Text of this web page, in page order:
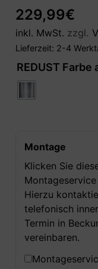
229,99€
inkl. MwSt. zzgl.
Lieferzeit: 2-4
REDUST Farbe
Montage
Klicken Sie
Hierzu
telefonisch
Termin in
vereinbaren.